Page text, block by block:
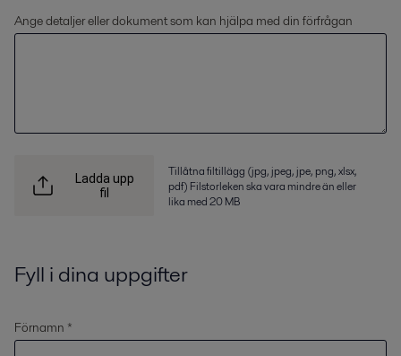
Ange detaljer eller dokument som kan hjälpa med din förfrågan
Ladda upp
fil
Tillåtna filtillägg (jpg, jpeg, jpe, png, xlsx,
pdf) Filstorleken ska vara mindre än eller
lika med 20 MB
Fyll i dina uppgifter
Förnamn *